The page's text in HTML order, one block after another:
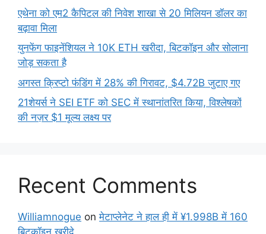
एथेना को एम2 कैपिटल की निवेश शाखा से 20 मिलियन डॉलर का
बढ़ावा मिला
युनफेंग फाइनेंशियल ने 10K ETH खरीदा, बिटकॉइन और सोलाना
जोड़ सकता है
अगस्त क्रिप्टो फंडिंग में 28% की गिरावट, $4.72B जुटाए गए
21शेयर्स ने SEI ETF को SEC में स्थानांतरित किया, विश्लेषकों
की नज़र $1 मूल्य लक्ष्य पर
Recent Comments
Williamnogue onमेटाप्लेनेट ने हाल ही में ¥1.998B में 160